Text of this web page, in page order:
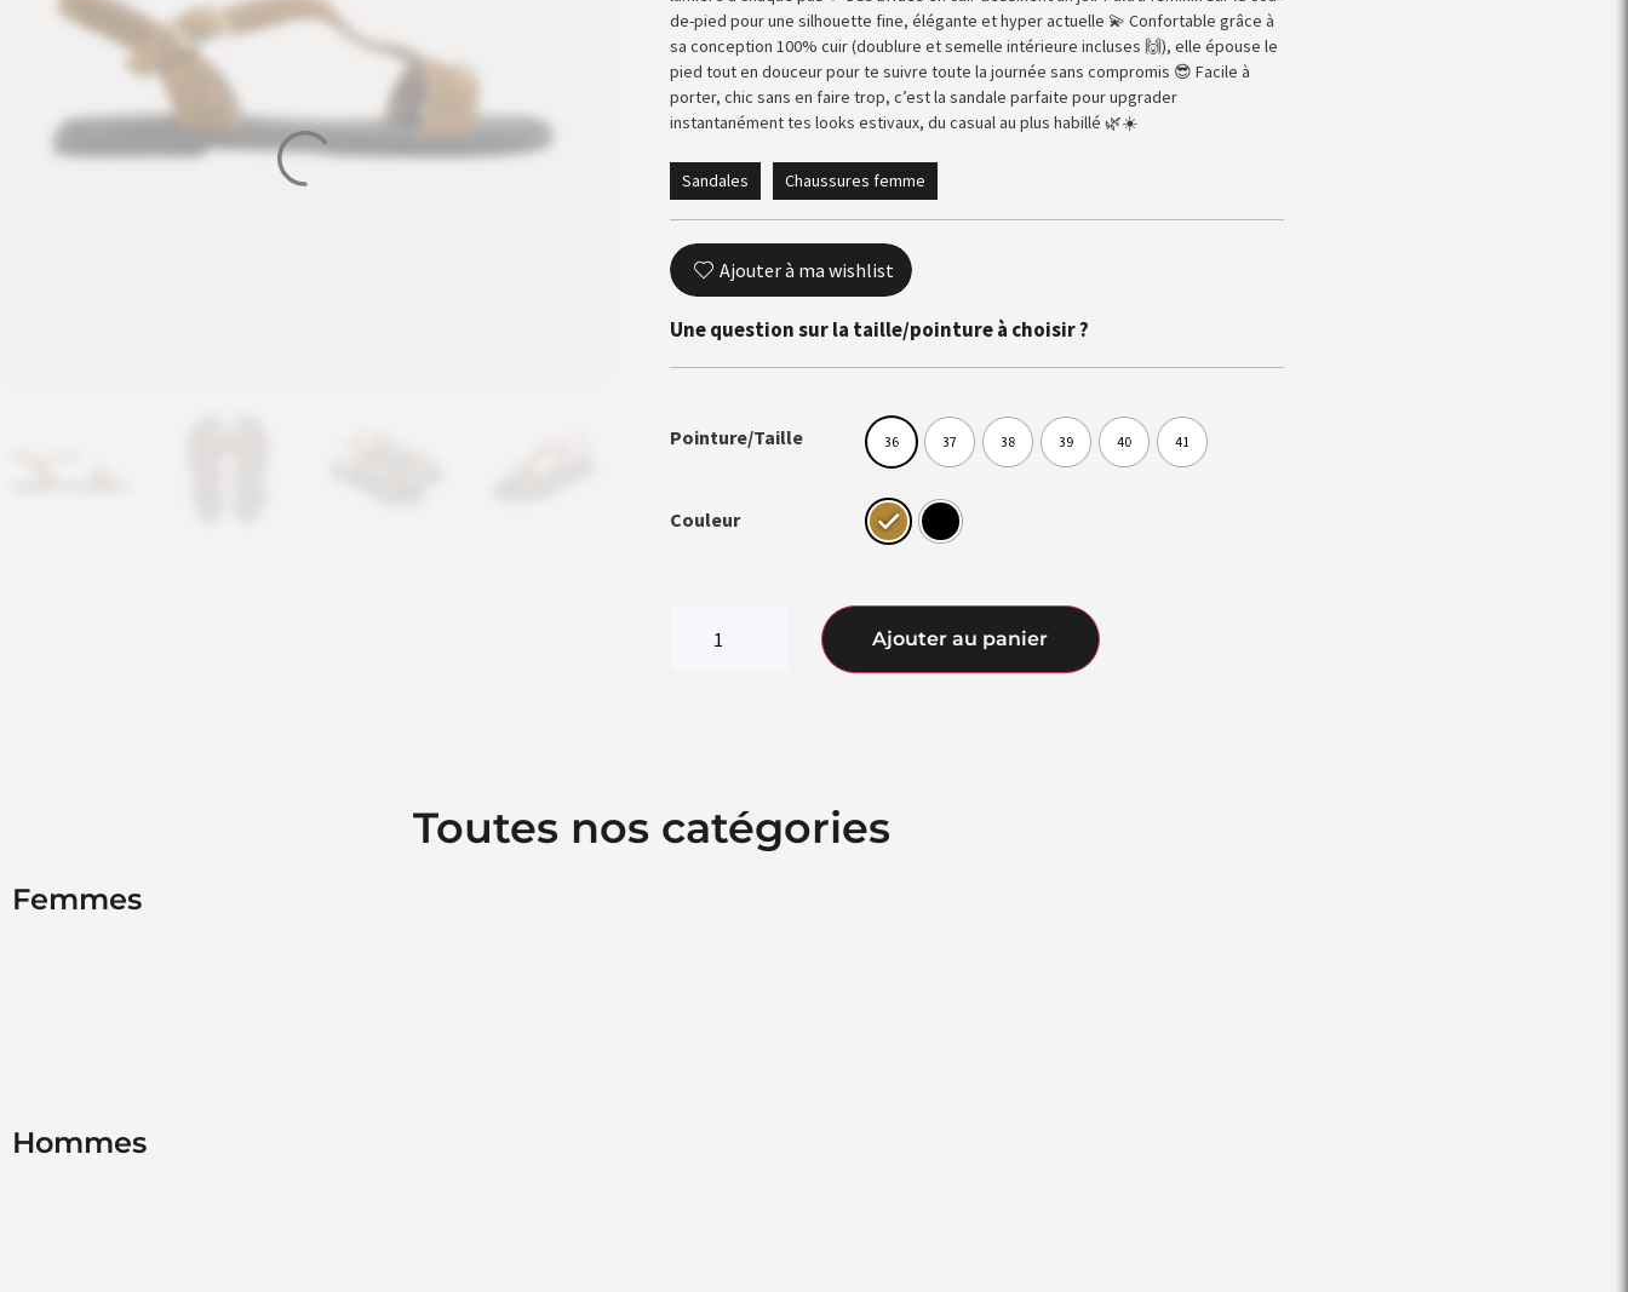
de-pied pour une silhouette fine, élégante et hyper actuelle 💫 Confortable grâce à
sa conception 100% cuir (doublure et semelle intérieure incluses 🙌), elle épouse le
pied tout en douceur pour te suivre toute la journée sans compromis 😎 Facile à
porter, chic sans en faire trop, c’est la sandale parfaite pour upgrader
instantanément tes looks estivaux, du casual au plus habillé 🌿☀️
Sandales Chaussures femme
Ajouter à ma wishlist
Une question sur la taille/pointure à choisir ?
Pointure/Taille 36 37 38 39 40 41
Couleur
Ajouter au panier
Toutes nos catégories
Femmes
Hommes